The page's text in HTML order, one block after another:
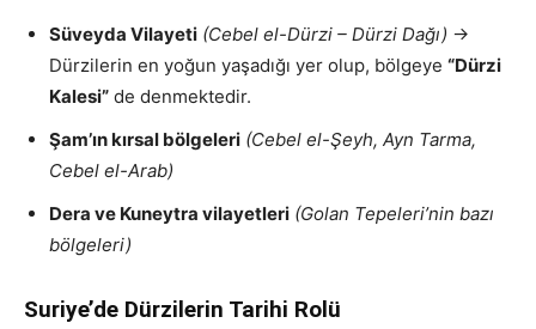
Süveyda Vilayeti (Cebel el-Dürzi – Dürzi Dağı) →
Dürzilerin en yoğun yaşadığı yer olup, bölgeye “Dürzi
Kalesi” de denmektedir.
Şam’ın kırsal bölgeleri (Cebel el-Şeyh, Ayn Tarma,
Cebel el-Arab)
Dera ve Kuneytra vilayetleri (Golan Tepeleri’nin bazı
bölgeleri)
Suriye’de Dürzilerin Tarihi Rolü